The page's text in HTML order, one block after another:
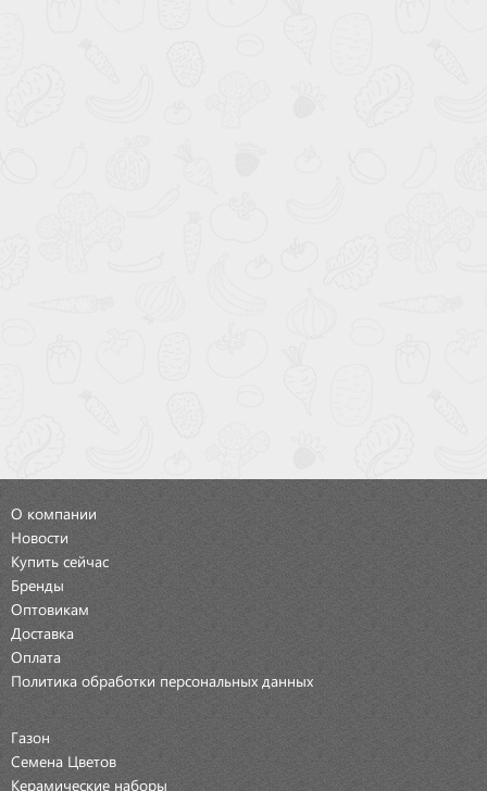
О компании
Новости
Купить сейчас
Бренды
Оптовикам
Доставка
Оплата
Политика обработки персональных данных
Газон
Семена Цветов
Керамические наборы